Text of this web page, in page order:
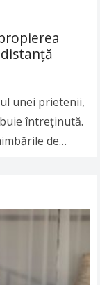
unei prietenii,
întreținută.
de